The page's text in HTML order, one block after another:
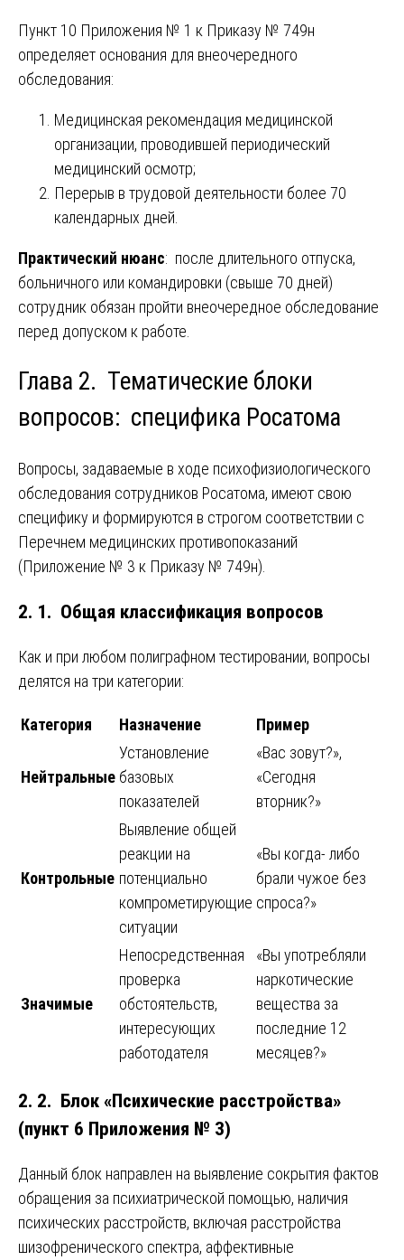
Пункт 10 Приложения № 1 к Приказу № 749н
определяет основания для внеочередного
обследования:
Медицинская рекомендация медицинской
организации, проводившей периодический
медицинский осмотр;
Перерыв в трудовой деятельности более 70
календарных дней.
Практический нюанс: после длительного отпуска,
больничного или командировки (свыше 70 дней)
сотрудник обязан пройти внеочередное обследование
перед допуском к работе.
Глава 2. Тематические блоки
вопросов: специфика Росатома
Вопросы, задаваемые в ходе психофизиологического
обследования сотрудников Росатома, имеют свою
специфику и формируются в строгом соответствии с
Перечнем медицинских противопоказаний
(Приложение № 3 к Приказу № 749н).
2. 1. Общая классификация вопросов
Как и при любом полиграфном тестировании, вопросы
делятся на три категории:
Категория Назначение Пример
Нейтральные
Установление
базовых
показателей
«Вас зовут?»,
«Сегодня
вторник?»
Контрольные
Выявление общей
реакции на
потенциально
компрометирующие
ситуации
«Вы когда- либо
брали чужое без
спроса?»
Значимые
Непосредственная
проверка
обстоятельств,
интересующих
работодателя
«Вы употребляли
наркотические
вещества за
последние 12
месяцев?»
2. 2. Блок «Психические расстройства»
(пункт 6 Приложения № 3)
Данный блок направлен на выявление сокрытия фактов
обращения за психиатрической помощью, наличия
психических расстройств, включая расстройства
шизофренического спектра, аффективные